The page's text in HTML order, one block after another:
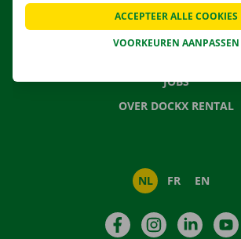
VEELGESTELDE VRAGEN
NIEUWS
JOBS
OVER DOCKX RENTAL
NL FR EN
FacebookInstagramLinkedIn
VOORKEUREN AANPASSEN
ACCEPTEER ALLE COOKIES